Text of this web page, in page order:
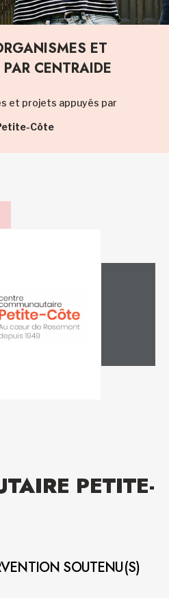
ET
CENTRAIDE
et projets appuyés par
Côte
PETITE-
SOUTENU(S)